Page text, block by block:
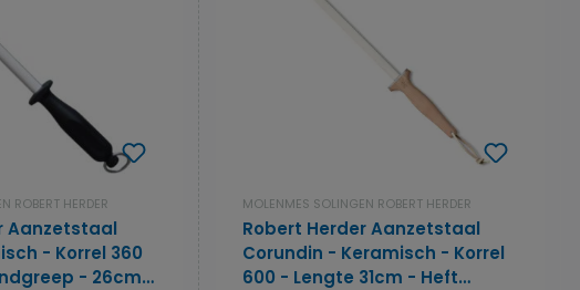
ROBERT HERDER
Aanzetstaal
- Korrel 360
- 26cm -
MOLENMES SOLINGEN ROBERT HERDER
Robert Herder Aanzetstaal
Corundin - Keramisch - Korrel
600 - Lengte 31cm - Heft